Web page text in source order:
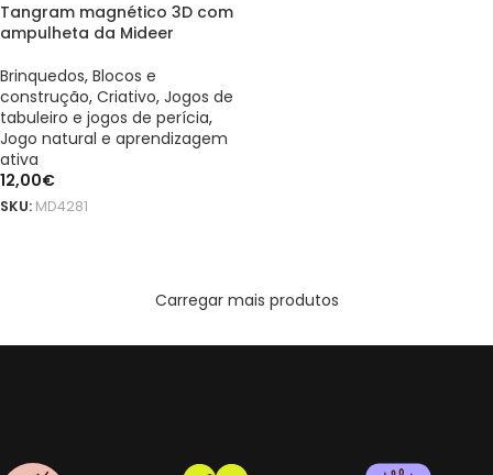
Tangram magnético 3D com
ampulheta da Mideer
Brinquedos, Blocos e
construção, Criativo, Jogos de
tabuleiro e jogos de perícia,
Jogo natural e aprendizagem
ativa
12,00€
SKU: MD4281
Carregar mais produtos